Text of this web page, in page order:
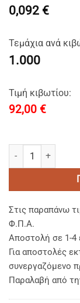
0,092 €
Τεμάχια ανά
1.000
Τιμή κιβωτίου:
92,00 €
Olive Tree
Στις παραπάνω
Φ.Π.Α.
Αποστολή σε 1-4
Για αποστολές
συνεργαζόμενο
Παραλαβή από